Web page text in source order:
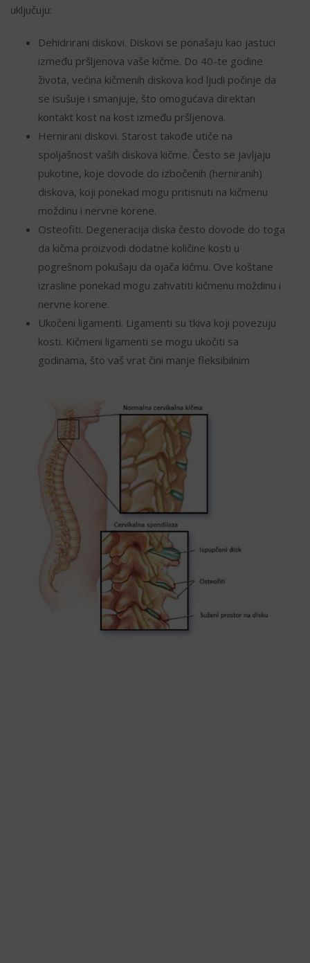
uključuju:
Dehidrirani diskovi. Diskovi se ponašaju kao jastuci
između pršljenova vaše kičme. Do 40-te godine
života, većina kičmenih diskova kod ljudi počinje da
se isušuje i smanjuje, što omogućava direktan
kontakt kost na kost između pršljenova.
Hernirani diskovi. Starost takođe utiče na
spoljašnost vaših diskova kičme. Često se javljaju
pukotine, koje dovode do izbočenih (herniranih)
diskova, koji ponekad mogu pritisnuti na kičmenu
moždinu i nervne korene.
Osteofiti. Degeneracija diska često dovode do toga
da kičma proizvodi dodatne količine kosti u
pogrešnom pokušaju da ojača kičmu. Ove koštane
izrasline ponekad mogu zahvatiti kičmenu moždinu i
nervne korene.
Ukočeni ligamenti. Ligamenti su tkiva koji povezuju
kosti. Kičmeni ligamenti se mogu ukočiti sa
godinama, što vaš vrat čini manje fleksibilnim